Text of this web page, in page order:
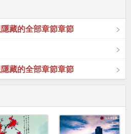
藏的全部章節章節
藏的全部章節章節